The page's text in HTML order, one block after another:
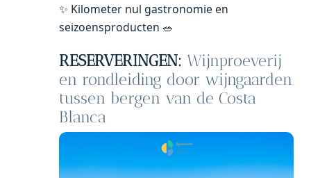
✨ Kilometer nul gastronomie en
seizoensproducten 🥗
RESERVERINGEN: Wijnproeverij
en rondleiding door wijngaarden
tussen bergen van de Costa
Blanca